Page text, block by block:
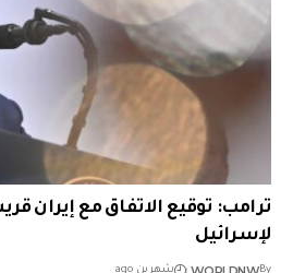
ترامب: توقيع الاتفاق مع إيران
لإسرائيل